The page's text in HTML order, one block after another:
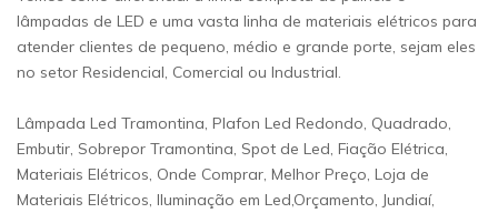
lâmpadas de LED e uma vasta linha de materiais elétricos para
atender clientes de pequeno, médio e grande porte, sejam eles
no setor Residencial, Comercial ou Industrial.
Lâmpada Led Tramontina, Plafon Led Redondo, Quadrado,
Embutir, Sobrepor Tramontina, Spot de Led, Fiação Elétrica,
Materiais Elétricos, Onde Comprar, Melhor Preço, Loja de
Materiais Elétricos, Iluminação em Led,Orçamento, Jundiaí,